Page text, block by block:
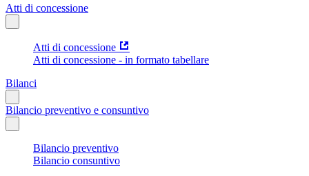
Atti di concessione
Atti di concessione
Atti di concessione - in formato tabellare
Bilanci
Bilancio preventivo e consuntivo
Bilancio preventivo
Bilancio consuntivo